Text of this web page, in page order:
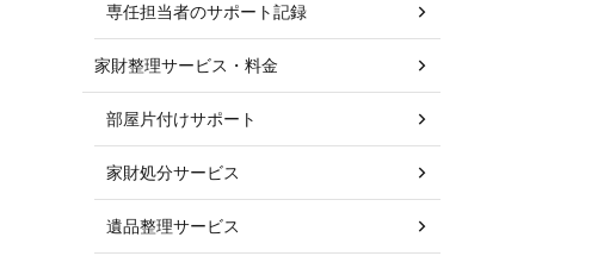
専任担当者のサポート記録
家財整理サービス・料金
部屋片付けサポート
家財処分サービス
遺品整理サービス